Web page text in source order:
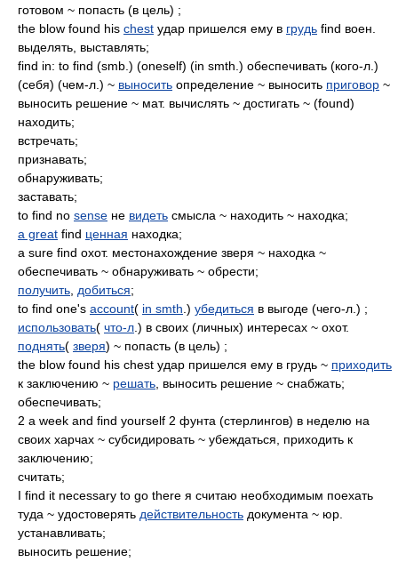
готовом ~ попасть (в цель) ;
the blow found his chest удар пришелся ему в грудь find воен.
выделять, выставлять;
find in: to find (smb.) (oneself) (in smth.) обеспечивать (кого-л.)
(себя) (чем-л.) ~ выносить определение ~ выносить приговор ~
выносить решение ~ мат. вычислять ~ достигать ~ (found)
находить;
встречать;
признавать;
обнаруживать;
заставать;
to find no sense не видеть смысла ~ находить ~ находка;
a great find ценная находка;
a sure find охот. местонахождение зверя ~ находка ~
обеспечивать ~ обнаруживать ~ обрести;
получить добиться;
to find one's account( in smth .) убедиться в выгоде (чего-л.) ;
использовать( что-л .) в своих (личных) интересах ~ охот.
поднять( зверя) ~ попасть (в цель) ;
the blow found his chest удар пришелся ему в грудь ~ приходить
к заключению ~ решать , выносить решение ~ снабжать;
обеспечивать;
2 a week and find yourself 2 фунта (стерлингов) в неделю на
своих харчах ~ субсидировать ~ убеждаться, приходить к
заключению;
считать;
I find it necessary to go there я считаю необходимым поехать
туда ~ удостоверять действительность документа ~ юр.
устанавливать;
выносить решение;